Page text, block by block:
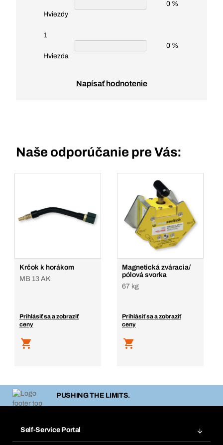
Hviezdy
0 %
1
Hviezda
0 %
Napísať hodnotenie
Naše odporúčanie pre Vás:
Krčok k horákom
MB 13 AK
Prihlásiť sa a zobraziť
ceny
Magnetická zváracia/
pólová svorka
67 kg
Prihlásiť sa a zobraziť
ceny
PUSHING THE LIMITS.
Self-Service Portal